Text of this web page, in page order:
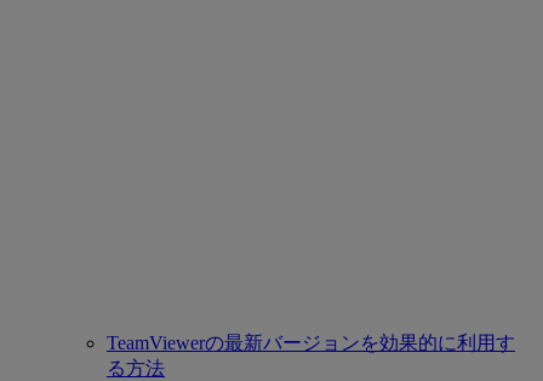
TeamViewerの最新バージョンを効果的に利用す
る方法